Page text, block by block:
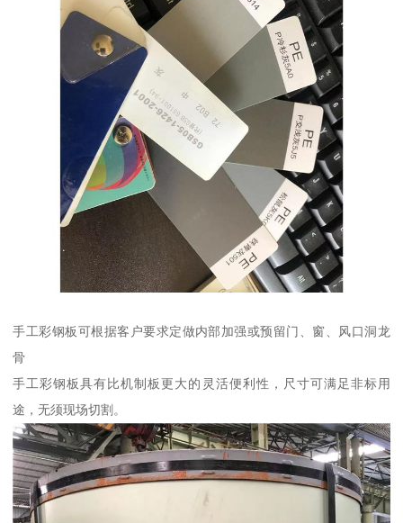
手工彩钢板可根据客户要求定做内部加强或预留门、窗、风口洞龙
骨
手工彩钢板具有比机制板更大的灵活便利性，尺寸可满足非标用
途，无须现场切割。